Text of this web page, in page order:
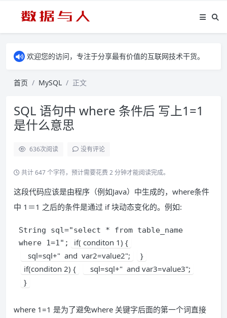
欢迎您的访问，专注于分享最有价值的互联网技术干货。
首页 MySQL 正文
SQL 语句中 where 条件后 写上1=1
是什么意思
636次阅读 没有评论
共计 647 个字符，预计需要花费 2 分钟才能阅读完成。
这段代码应该是由程序（例如Java）中生成的，where条件
中 1＝1 之后的条件是通过 if 块动态变化的。例如:
String sql="select * from table_name
where 1=1";
if( conditon 1) {
  sql=sql+"  and  var2=value2";
}
if(conditon 2) {
  sql=sql+"  and var3=value3";
}
where 1=1 是为了避免where 关键字后面的第一个词直接